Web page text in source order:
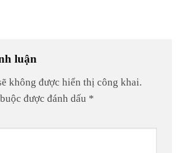
luận
không được hiển thị công khai.
được đánh dấu *